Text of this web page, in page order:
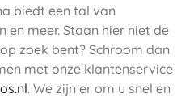
biedt een tal van
meer. Staan hier niet de
zoek bent? Schroom dan
met onze klantenservice
. We zijn er om u snel en